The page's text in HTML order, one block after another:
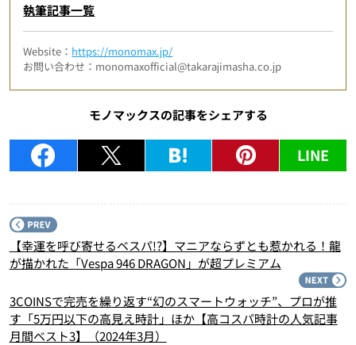
執筆記事一覧
Website： https://monomax.jp/
お問い合わせ：monomaxofficial@takarajimasha.co.jp
モノマックスの記事をシェアする
LINE
【幸運を呼び寄せるベスパ!?】マニアならずとも惹かれる！龍
が描かれた「Vespa 946 DRAGON」が超プレミアム
3COINSで完売を繰り返す“幻のスマートウォッチ”、プロが推
す「5万円以下の高見え時計」ほか【高コスパ時計の人気記事
月間ベスト3】（2024年3月）